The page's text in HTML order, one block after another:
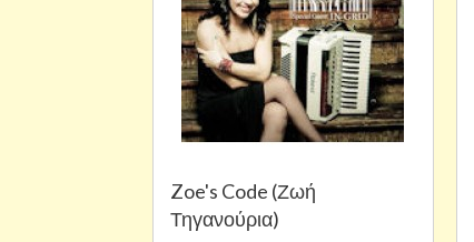
Zoe's Code (Ζωή
Τηγανούρια)